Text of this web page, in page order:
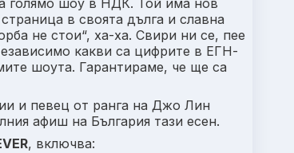
голямо шоу в НДК. Той има нов
в своята дълга и славна
не стои“, ха-ха. Свири ни се, пее
какви са цифрите в ЕГН-
шоута. Гарантираме, че ще са
и певец от ранга на Джо Лин
афиш на България тази есен.
, включва: